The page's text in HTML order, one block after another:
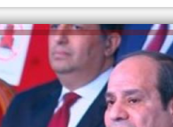
الكاتبة إلهام شرشر تهنئ الرئيس
السيسي بعيد ميلاده وتُشيد بجهوده
في بناء الدولة